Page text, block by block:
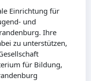
Einrichtung für
und
Ihre
zu unterstützen,
für Bildung,